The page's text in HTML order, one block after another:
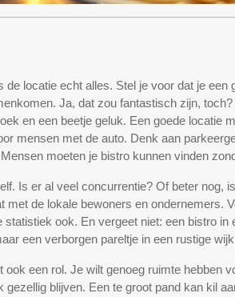
de locatie echt alles. Stel je voor dat je een
Ja, dat zou fantastisch zijn,
en een beetje geluk. Een goede locatie
mensen met de auto. Denk aan
moeten je bistro kunnen vinden
Is er al veel concurrentie? Of beter nog,
met de lokale bewoners en ondernemers.
statistiek ook. En vergeet niet: een bistro in
een verborgen pareltje in een rustige
ook een rol. Je wilt genoeg ruimte hebben
gezellig blijven. Een te groot pand kan kil